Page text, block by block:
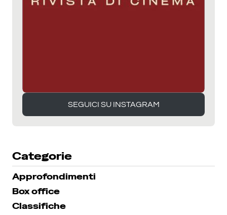
SEGUICI SU INSTAGRAM
Categorie
Approfondimenti
Box office
Classifiche